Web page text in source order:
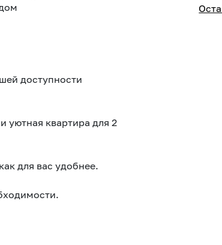
доступности
уютная квартира для 2
для вас удобнее.